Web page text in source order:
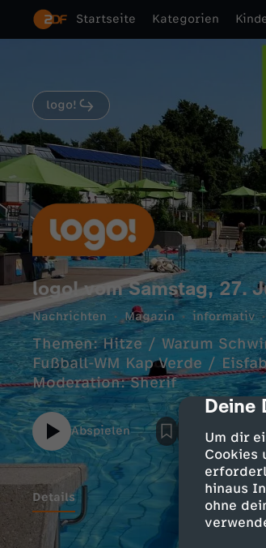
cmp-
Deine
Um dir
Cookies
hinaus
ohne
Startseite Kategorien
logo!
logo! vom Samstag, 27.
Nachrichten Magazin informativ
Themen: Hitze / Warum
Fußball-WM Kap Verde /
Moderation: Sherif
Abspielen
Details